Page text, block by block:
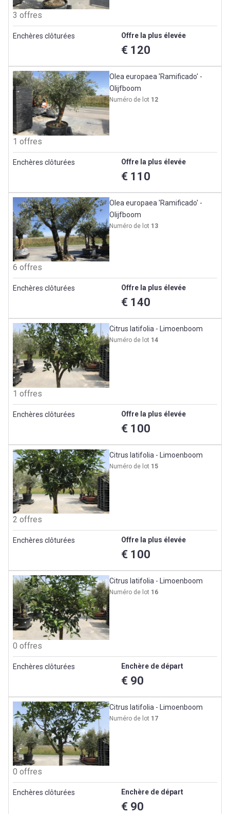
3 offres
Enchères clôturées Offre la plus élevée
€ 120
Olea europaea 'Ramificado' -
Olijfboom
Numéro de lot 12
1 offres
Enchères clôturées Offre la plus élevée
€ 110
Olea europaea 'Ramificado' -
Olijfboom
Numéro de lot 13
6 offres
Enchères clôturées Offre la plus élevée
€ 140
Citrus latifolia - Limoenboom
Numéro de lot 14
1 offres
Enchères clôturées Offre la plus élevée
€ 100
Citrus latifolia - Limoenboom
Numéro de lot 15
2 offres
Enchères clôturées Offre la plus élevée
€ 100
Citrus latifolia - Limoenboom
Numéro de lot 16
0 offres
Enchères clôturées Enchère de départ
€ 90
Citrus latifolia - Limoenboom
Numéro de lot 17
0 offres
Enchères clôturées Enchère de départ
€ 90